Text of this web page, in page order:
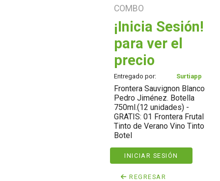
COMBO
¡Inicia Sesión!
para ver el
precio
Entregado por: Surtiapp
Frontera Sauvignon Blanco
Pedro Jiménez. Botella
750ml.(12 unidades) -
GRATIS: 01 Frontera Frutal
Tinto de Verano Vino Tinto
Botel
INICIAR SESIÓN
REGRESAR